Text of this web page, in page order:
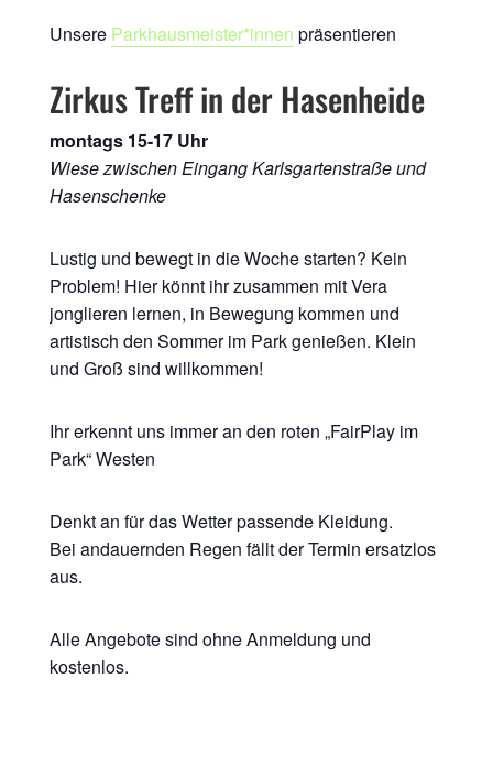
Unsere Parkhausmeister*innen präsentieren
Zirkus Treff in der Hasenheide
montags 15-17 Uhr
Wiese zwischen Eingang Karlsgartenstraße und
Hasenschenke
Lustig und bewegt in die Woche starten? Kein
Problem! Hier könnt ihr zusammen mit Vera
jonglieren lernen, in Bewegung kommen und
artistisch den Sommer im Park genießen. Klein
und Groß sind willkommen!
Ihr erkennt uns immer an den roten „FairPlay im
Park“ Westen
Denkt an für das Wetter passende Kleidung.
Bei andauernden Regen fällt der Termin ersatzlos
aus.
Alle Angebote sind ohne Anmeldung und
kostenlos.